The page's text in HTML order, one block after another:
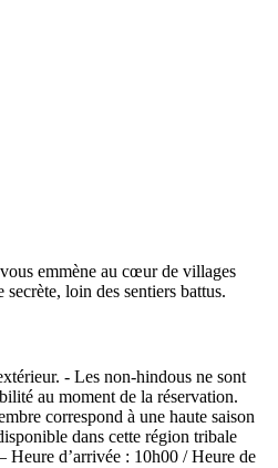
emmène au cœur de villages
loin des sentiers battus.
- Les non-hindous ne sont
au moment de la réservation.
correspond à une haute saison
dans cette région tribale
Heure d’arrivée : 10h00 / Heure de